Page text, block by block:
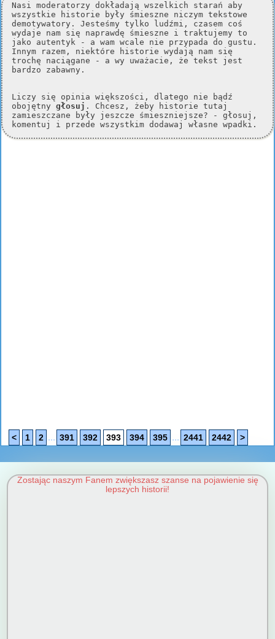
Nasi moderatorzy dokładają wszelkich starań aby
wszystkie historie były śmieszne niczym tekstowe
demotywatory. Jesteśmy tylko ludźmi, czasem coś
wydaje nam się naprawdę śmieszne i traktujemy to
jako autentyk - a wam wcale nie przypada do gustu.
Innym razem, niektóre historie wydają nam się
trochę naciągane - a wy uważacie, że tekst jest
bardzo zabawny.
Liczy się opinia większości, dlatego nie bądź
obojętny głosuj . Chcesz, żeby historie tutaj
zamieszczane były jeszcze śmieszniejsze? - głosuj,
komentuj i przede wszystkim dodawaj własne wpadki.
< 1 2 ... 391 392 393 394 395 ... 2441 2442 >
Zostając naszym Fanem zwiększasz szanse na pojawienie się
lepszych historii!